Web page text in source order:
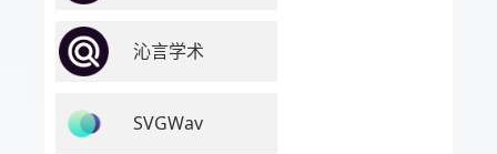
沁言学术
SVGWav